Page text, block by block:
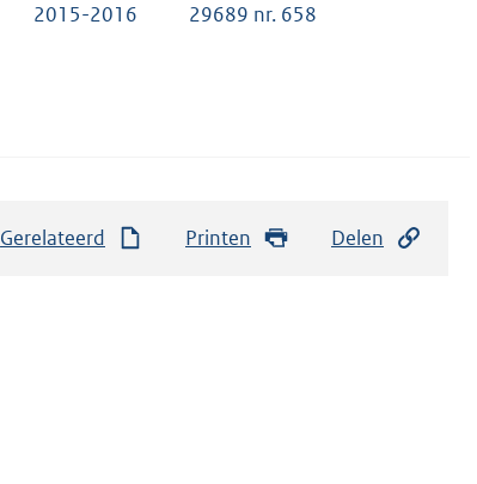
2015-2016 29689 nr. 658
Gerelateerd Printen Delen